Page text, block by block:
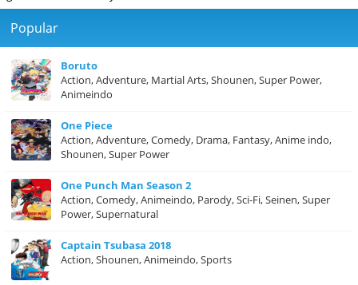
Popular
Boruto
Action, Adventure, Martial Arts, Shounen, Super Power,
Animeindo
One Piece
Action, Adventure, Comedy, Drama, Fantasy, Anime indo,
Shounen, Super Power
One Punch Man Season 2
Action, Comedy, Animeindo, Parody, Sci-Fi, Seinen, Super
Power, Supernatural
Captain Tsubasa 2018
Action, Shounen, Animeindo, Sports